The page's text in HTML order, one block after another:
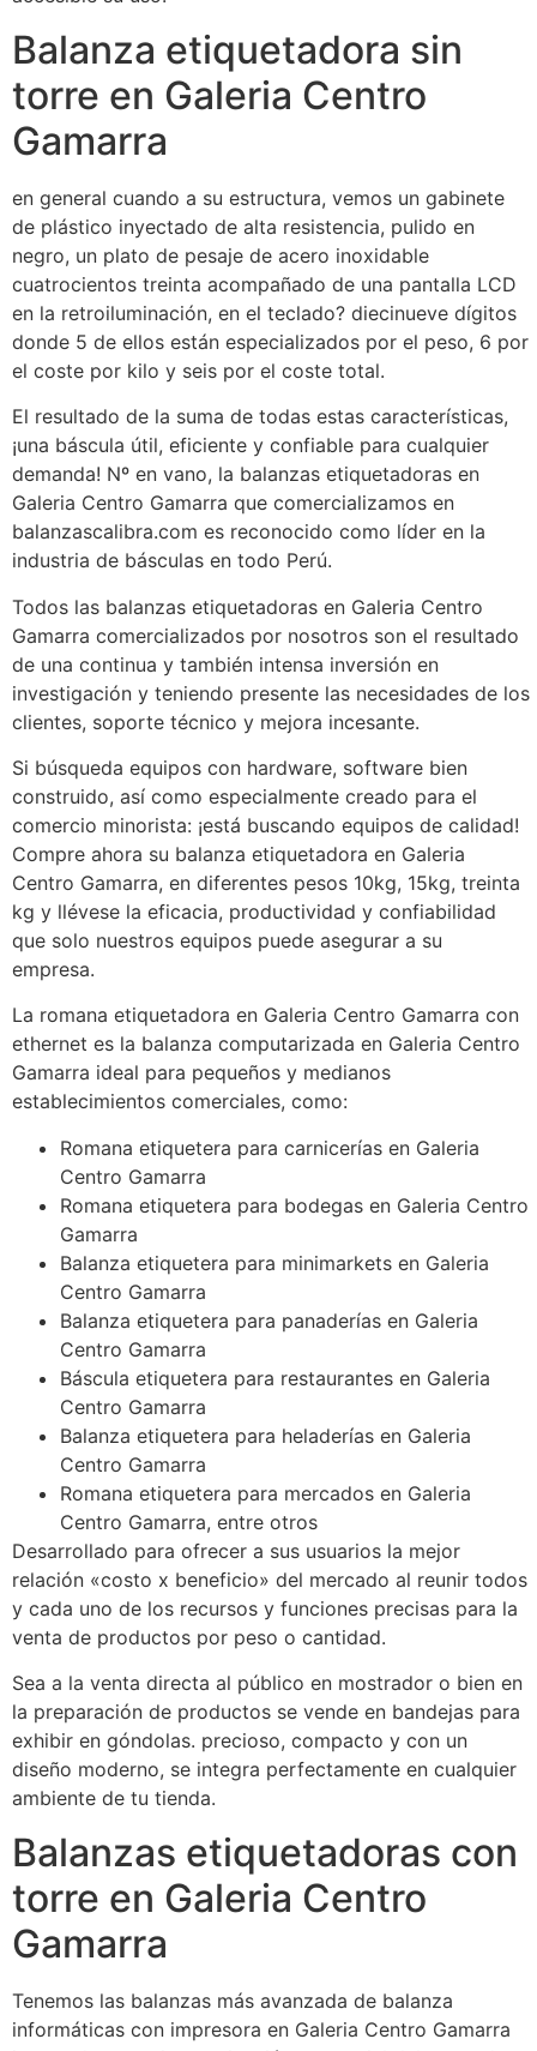
Balanza etiquetadora sin
torre en Galeria Centro
Gamarra
en general cuando a su estructura, vemos un gabinete
de plástico inyectado de alta resistencia, pulido en
negro, un plato de pesaje de acero inoxidable
cuatrocientos treinta acompañado de una pantalla LCD
en la retroiluminación, en el teclado? diecinueve dígitos
donde 5 de ellos están especializados por el peso, 6 por
el coste por kilo y seis por el coste total.
El resultado de la suma de todas estas características,
¡una báscula útil, eficiente y confiable para cualquier
demanda! Nº en vano, la balanzas etiquetadoras en
Galeria Centro Gamarra que comercializamos en
balanzascalibra.com es reconocido como líder en la
industria de básculas en todo Perú.
Todos las balanzas etiquetadoras en Galeria Centro
Gamarra comercializados por nosotros son el resultado
de una continua y también intensa inversión en
investigación y teniendo presente las necesidades de los
clientes, soporte técnico y mejora incesante.
Si búsqueda equipos con hardware, software bien
construido, así como especialmente creado para el
comercio minorista: ¡está buscando equipos de calidad!
Compre ahora su balanza etiquetadora en Galeria
Centro Gamarra, en diferentes pesos 10kg, 15kg, treinta
kg y llévese la eficacia, productividad y confiabilidad
que solo nuestros equipos puede asegurar a su
empresa.
La romana etiquetadora en Galeria Centro Gamarra con
ethernet es la balanza computarizada en Galeria Centro
Gamarra ideal para pequeños y medianos
establecimientos comerciales, como:
Romana etiquetera para carnicerías en Galeria
Centro Gamarra
Romana etiquetera para bodegas en Galeria Centro
Gamarra
Balanza etiquetera para minimarkets en Galeria
Centro Gamarra
Balanza etiquetera para panaderías en Galeria
Centro Gamarra
Báscula etiquetera para restaurantes en Galeria
Centro Gamarra
Balanza etiquetera para heladerías en Galeria
Centro Gamarra
Romana etiquetera para mercados en Galeria
Centro Gamarra, entre otros
Desarrollado para ofrecer a sus usuarios la mejor
relación «costo x beneficio» del mercado al reunir todos
y cada uno de los recursos y funciones precisas para la
venta de productos por peso o cantidad.
Sea a la venta directa al público en mostrador o bien en
la preparación de productos se vende en bandejas para
exhibir en góndolas. precioso, compacto y con un
diseño moderno, se integra perfectamente en cualquier
ambiente de tu tienda.
Balanzas etiquetadoras con
torre en Galeria Centro
Gamarra
Tenemos las balanzas más avanzada de balanza
informáticas con impresora en Galeria Centro Gamarra